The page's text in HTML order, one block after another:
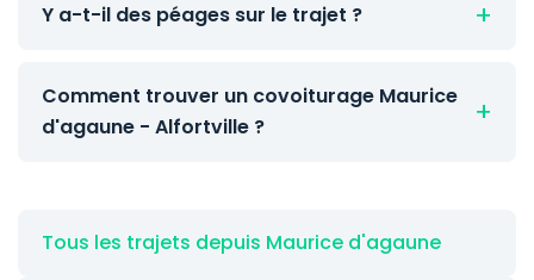
Y a-t-il des péages sur le trajet ?
Comment trouver un covoiturage Maurice
d'agaune - Alfortville ?
Tous les trajets depuis Maurice d'agaune